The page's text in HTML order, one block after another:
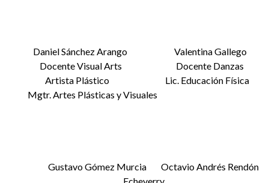
Daniel Sánchez Arango Valentina Gallego
Docente Visual Arts Docente Danzas
Artista Plástico Lic. Educación Física
Mgtr. Artes Plásticas y Visuales
Gustavo Gómez Murcia Octavio Andrés Rendón